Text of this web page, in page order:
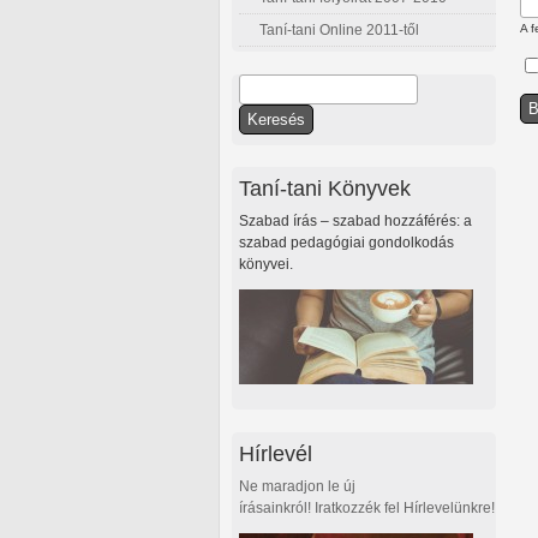
A
Taní-tani Online 2011-től
Keresés űrlap
Taní-tani Könyvek
Szabad írás – szabad hozzáférés: a
szabad pedagógiai gondolkodás
könyvei.
Hírlevél
Ne maradjon le új
írásainkról! Iratkozzék fel Hírlevelünkre!